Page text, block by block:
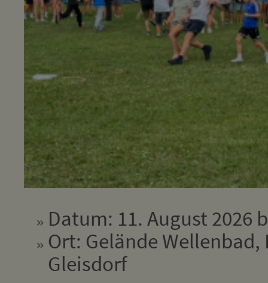
Datum: 11. August 2026
Ort: Gelände Wellenbad,
Gleisdorf